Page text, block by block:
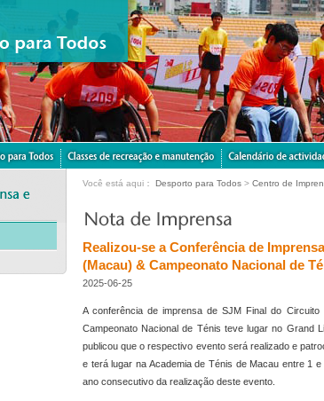
Você está aqui： Desporto para Todos > Centro de
Realizou-se a Conferência de
(Macau) & Campeonato Nacional de
2025-06-25
A conferência de imprensa de SJM Final do
Campeonato Nacional de Ténis teve lugar no Grand
publicou que o respectivo evento será realizado e
e terá lugar na Academia de Ténis de Macau entre 1
ano consecutivo da realização deste evento.